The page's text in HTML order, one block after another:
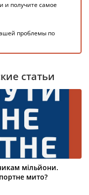
и получите самое
проблемы по
статьи
мільйони.
мито?